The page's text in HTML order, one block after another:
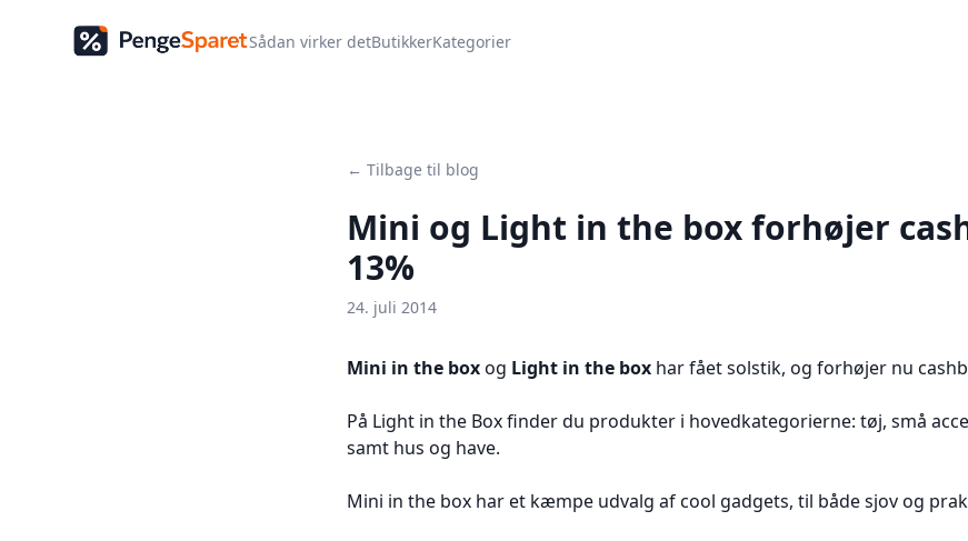
Sådan virker detButikkerKategorier
← Tilbage til blog
Mini og Light in the box forhøjer
13%
24. juli 2014
Mini in the boxog Light in the box har fået solstik, og forhøjer nu
På Light in the Box finder du produkter i hovedkategorierne: tøj, små
samt hus og have.
Mini in the box har et kæmpe udvalg af cool gadgets, til både sjov og